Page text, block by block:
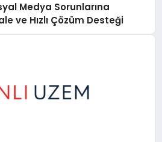
Medya Sorunlarına
ve Hızlı Çözüm Desteği